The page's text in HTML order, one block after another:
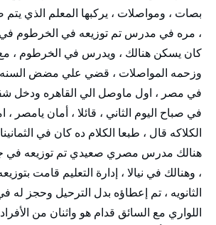
بصات ، ومواصلات ، يركبها المعلم الذي
، مره في مدرس تم توزيعه في الخرطوم في
كان يسكن هنالك ، ويدرس في الخرطوم ،
وزحمه المواصلات ، قضي علي مضض السنه ،
في مصر ، اول ماوصل الي القاهره ودخل
في صباح اليوم الثاني ، قائلا ، أمان يامصر ،
الكلاكه قال ، طبعا الكلام ده كان في
هنالك مدرس مصري صعيدي تم توزيعه في
، وهنالك في نيالا ، إدارة التعليم قامت
الثانويه ، تم إعطاؤه بدل الترحيل وحجز
اللواري مع السائق قدام هو واثنان من